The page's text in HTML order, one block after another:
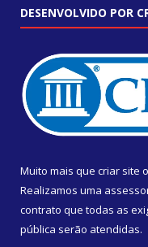
DESENVOLVIDO POR
Muito mais que criar site
Realizamos uma
contrato que todas as
pública serão atendidas.